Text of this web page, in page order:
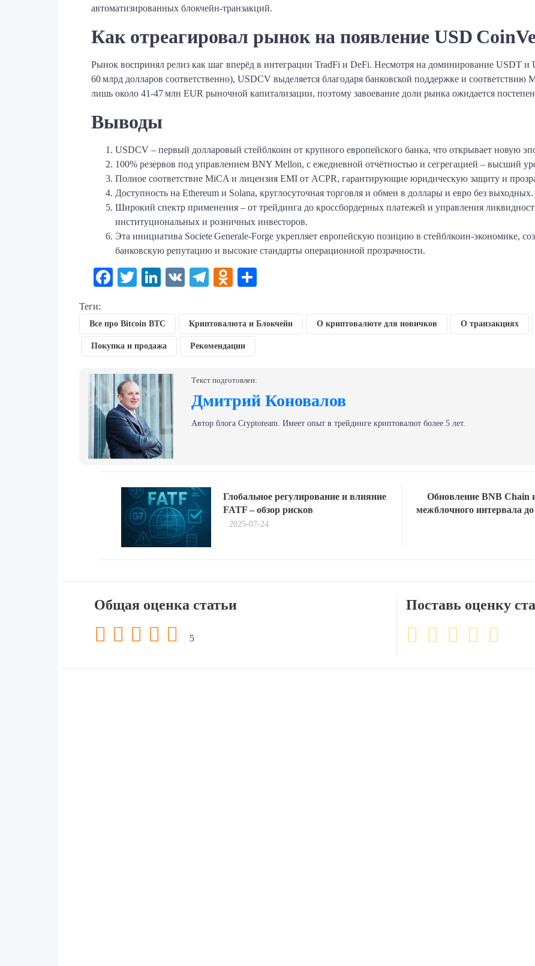
автоматизированных блокчейн‑транзакций.
Как отреагировал рынок на появление USD
Рынок воспринял релиз как шаг вперёд в интеграции TradFi и DeFi. Несмотря на доминирование USDT и
60 млрд долларов соответственно), USDCV выделяется благодаря банковской поддержке и
лишь около 41‑47 млн EUR рыночной капитализации, поэтому завоевание доли рынка ожидается
Выводы
USDCV – первый долларовый стейблкоин от крупного европейского банка, что открывает новую
100% резервов под управлением BNY Mellon, с ежедневной отчётностью и сегрегацией – высший
Полное соответствие MiCA и лицензия EMI от ACPR, гарантирующие юридическую защиту и
Доступность на Ethereum и Solana, круглосуточная торговля и обмен в доллары и евро без выходных.
Широкий спектр применения – от трейдинга до кроссбордерных платежей и управления
институциональных и розничных инвесторов.
Эта инициатива Societe Generale‑Forge укрепляет европейскую позицию в стейблкоин‑экономике,
банковскую репутацию и высокие стандарты операционной прозрачности.
Facebook
TwitterLinkedIn
VK Telegram
Odnoklassniki
Теги:
Все про Bitcoin BTC Криптовалюта и Блокчейн О криптовалюте для новичков О транзакциях
Покупка и продажа Рекомендации
Текст подготовлен:
Дмитрий Коновалов
Автор блога Сryptoteam. Имеет опыт в трейдинге криптовалют более 5 лет.
записям
post:
Глобальное регулирование и влияние
FATF – обзор рисков
2025-07-24
Обновление BNB Chain
межблочного интервала
Общая оценка статьи
5
Поставь оценку